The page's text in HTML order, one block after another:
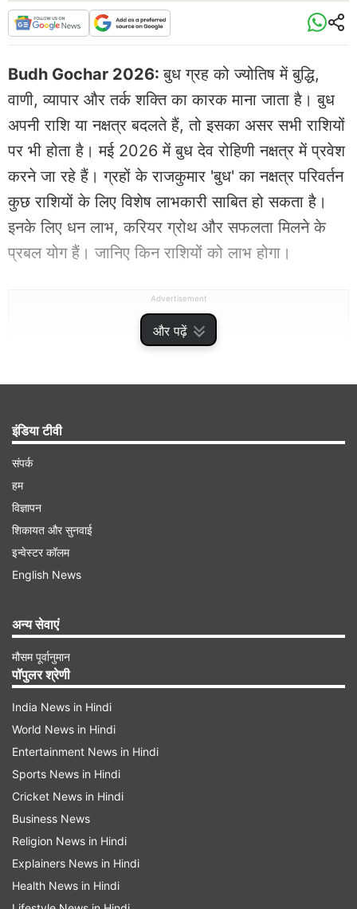
और पढ़ें
Budh Gochar 2026:बुध ग्रह को ज्योतिष में बुद्धि,
वाणी, व्यापार और तर्क शक्ति का कारक माना जाता है। बुध
अपनी राशि या नक्षत्र बदलते हैं, तो इसका असर सभी राशियों
पर भी होता है। मई 2026 में बुध देव रोहिणी नक्षत्र में प्रवेश
करने जा रहे हैं। ग्रहों के राजकुमार 'बुध' का नक्षत्र परिवर्तन
कुछ राशियों के लिए विशेष लाभकारी साबित हो सकता है।
इनके लिए धन लाभ, करियर ग्रोथ और सफलता मिलने के
प्रबल योग हैं। जानिए किन राशियों को लाभ होगा।
Advertisement
कब होगा बुध का गोचर?
ज्योतिष गणना के अनुसार बुध देव 19 मई 2026, मंगलवार
करेंगे। बुध का यह नक्षत्र परिवर्तन 25 मई तक प्रभावी
रहेगा। बुध ग्रह का संबंध बुद्धिमत्ता, संचार क्षमता और व्यापार
से माना जाता है, इसलिए इसका असर आर्थिक और पेशेवर
जीवन पर अधिक पड़ता है।
Advertisement
इंडिया टीवी
संपर्क
हम
विज्ञापन
शिकायत और सुनवाई
इन्वेस्टर कॉलम
English News
अन्य सेवाएं
मौसम पूर्वानुमान
पॉपुलर श्रेणी
India News in Hindi
World News in Hindi
Entertainment News in Hindi
Sports News in Hindi
Cricket News in Hindi
Business News
Religion News in Hindi
Explainers News in Hindi
Health News in Hindi